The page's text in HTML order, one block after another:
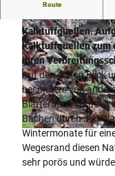
© Carolin Schepers |CC-BY-SA
© Carolin Schepers | CC-BY-NC-
Route
Kalktuffquellen.
Kalktuffquellen zum
ihren
Auf den ersten Blick
besonders von
Blätterdach sprudelt
Bächen durch den
Wintermonate für
Wegesrand diesen
sehr porös und